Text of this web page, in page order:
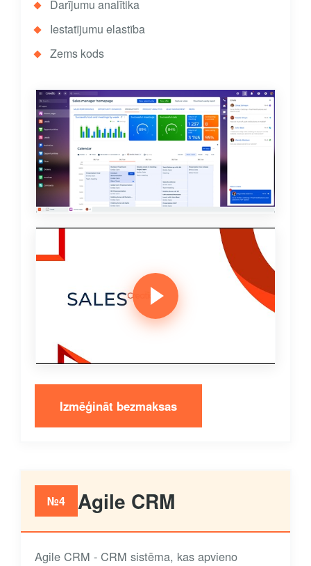
Darījumu analītika
Iestatījumu elastība
Zems kods
Izmēģināt bezmaksas
№4 Agile CRM
Agile CRM - CRM sistēma, kas apvieno